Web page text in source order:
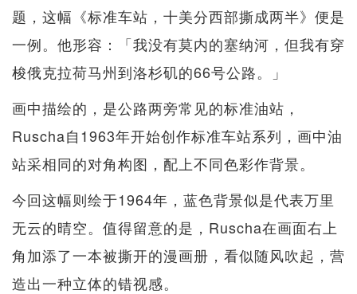
题，这幅《标准车站，十美分西部撕成两半》便是
一例。他形容：「我没有莫内的塞纳河，但我有穿
梭俄克拉荷马州到洛杉矶的66号公路。」
画中描绘的，是公路两旁常见的标准油站，
Ruscha自1963年开始创作标准车站系列，画中油
站采相同的对角构图，配上不同色彩作背景。
今回这幅则绘于1964年，蓝色背景似是代表万里
无云的晴空。值得留意的是，Ruscha在画面右上
角加添了一本被撕开的漫画册，看似随风吹起，营
造出一种立体的错视感。